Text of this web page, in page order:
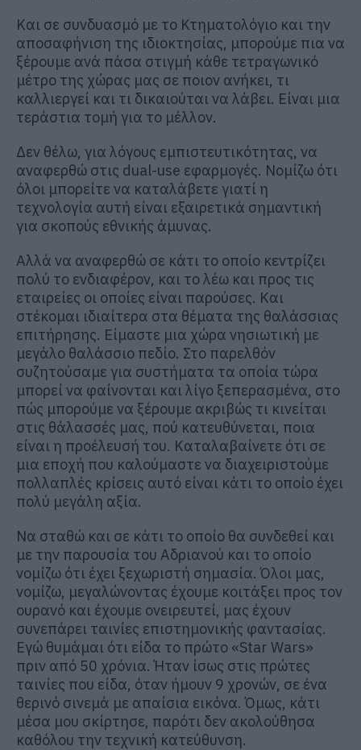
Και σε συνδυασμό με το Κτηματολόγιο και την
αποσαφήνιση της ιδιοκτησίας, μπορούμε πια να
ξέρουμε ανά πάσα στιγμή κάθε τετραγωνικό
μέτρο της χώρας μας σε ποιον ανήκει, τι
καλλιεργεί και τι δικαιούται να λάβει. Είναι μια
τεράστια τομή για το μέλλον.
Δεν θέλω, για λόγους εμπιστευτικότητας, να
αναφερθώ στις dual-use εφαρμογές. Νομίζω ότι
όλοι μπορείτε να καταλάβετε γιατί η
τεχνολογία αυτή είναι εξαιρετικά σημαντική
για σκοπούς εθνικής άμυνας.
Αλλά να αναφερθώ σε κάτι το οποίο κεντρίζει
πολύ το ενδιαφέρον, και το λέω και προς τις
εταιρείες οι οποίες είναι παρούσες. Και
στέκομαι ιδιαίτερα στα θέματα της θαλάσσιας
επιτήρησης. Είμαστε μια χώρα νησιωτική με
μεγάλο θαλάσσιο πεδίο. Στο παρελθόν
συζητούσαμε για συστήματα τα οποία τώρα
μπορεί να φαίνονται και λίγο ξεπερασμένα, στο
πώς μπορούμε να ξέρουμε ακριβώς τι κινείται
στις θάλασσές μας, πού κατευθύνεται, ποια
είναι η προέλευσή του. Καταλαβαίνετε ότι σε
μια εποχή που καλούμαστε να διαχειριστούμε
πολλαπλές κρίσεις αυτό είναι κάτι το οποίο έχει
πολύ μεγάλη αξία.
Να σταθώ και σε κάτι το οποίο θα συνδεθεί και
με την παρουσία του Αδριανού και το οποίο
νομίζω ότι έχει ξεχωριστή σημασία. Όλοι μας,
νομίζω, μεγαλώνοντας έχουμε κοιτάξει προς τον
ουρανό και έχουμε ονειρευτεί, μας έχουν
συνεπάρει ταινίες επιστημονικής φαντασίας.
Εγώ θυμάμαι ότι είδα το πρώτο «Star Wars»
πριν από 50 χρόνια. Ήταν ίσως στις πρώτες
ταινίες που είδα, όταν ήμουν 9 χρονών, σε ένα
θερινό σινεμά με απαίσια εικόνα. Όμως, κάτι
μέσα μου σκίρτησε, παρότι δεν ακολούθησα
καθόλου την τεχνική κατεύθυνση.